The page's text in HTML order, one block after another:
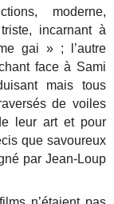
moderne,
incarnant à
gai » ; l’autre
face à Sami
mais tous
de voiles
leur art et pour
que savoureux
par Jean-Loup